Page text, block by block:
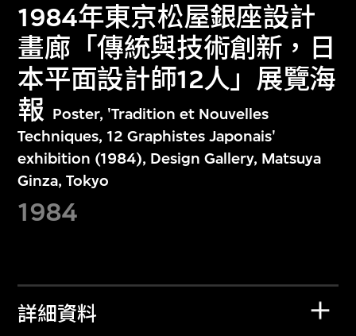
1984年東京松屋銀座設計
畫廊「傳統與技術創新，日
本平面設計師12人」展覽海
報 Poster, 'Tradition et Nouvelles
Techniques, 12 Graphistes Japonais'
exhibition (1984), Design Gallery, Matsuya
Ginza, Tokyo
1984
詳細資料